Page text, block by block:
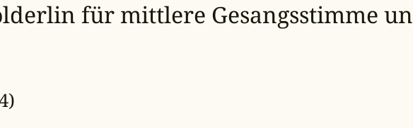
für mittlere Gesangsstimme